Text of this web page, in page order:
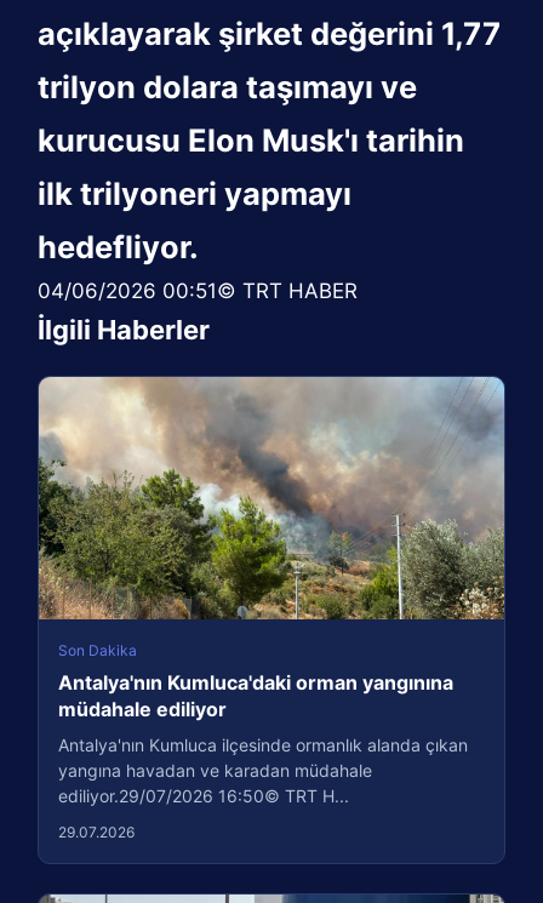
açıklayarak şirket değerini 1,77
trilyon dolara taşımayı ve
kurucusu Elon Musk'ı tarihin
ilk trilyoneri yapmayı
hedefliyor.
04/06/2026 00:51© TRT HABER
İlgili Haberler
Son Dakika
Antalya'nın Kumluca'daki orman yangınına
müdahale ediliyor
Antalya'nın Kumluca ilçesinde ormanlık alanda çıkan
yangına havadan ve karadan müdahale
ediliyor.29/07/2026 16:50© TRT H...
29.07.2026